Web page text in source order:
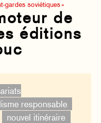
gardes soviétiques »
de
éditions
responsable
nouvel itinéraire